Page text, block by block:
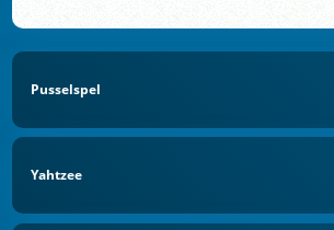
Pusselspel
Yahtzee